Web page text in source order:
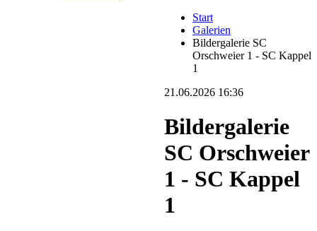
Start
Galerien
Bildergalerie SC
Orschweier 1 - SC Kappel
1
21.06.2026 16:36
Bildergalerie
SC Orschweier
1 - SC Kappel
1